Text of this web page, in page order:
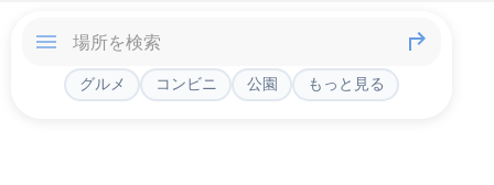
グルメ コンビニ 公園 もっと見る